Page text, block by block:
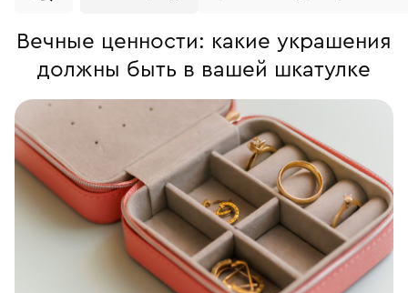
Вечные ценности: какие украшения
должны быть в вашей шкатулке